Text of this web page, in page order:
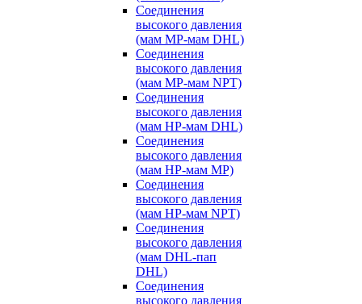
Соединения
высокого давления
(мам MP-мам DHL)
Соединения
высокого давления
(мам MP-мам NPT)
Соединения
высокого давления
(мам HP-мам DHL)
Соединения
высокого давления
(мам HP-мам MP)
Соединения
высокого давления
(мам HP-мам NPT)
Соединения
высокого давления
(мам DHL-пап
DHL)
Соединения
высокого давления